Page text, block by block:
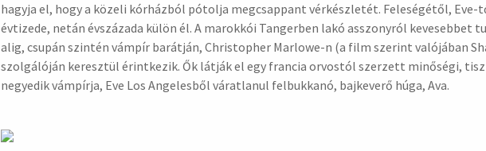
hagyja el, hogy a közeli kórházból pótolja megcsappant vérkészletét. Feleségétől, Eve-
évtizede, netán évszázada külön él. A marokkói Tangerben lakó asszonyról kevesebbet
alig, csupán szintén vámpír barátján, Christopher Marlowe-n (a film szerint valójában
szolgálóján keresztül érintkezik. Ők látják el egy francia orvostól szerzett minőségi,
negyedik vámpírja, Eve Los Angelesből váratlanul felbukkanó, bajkeverő húga, Ava.